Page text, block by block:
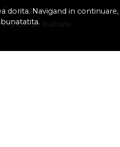
dorita. Navigand in
Formular retur
Puncte de loialitate